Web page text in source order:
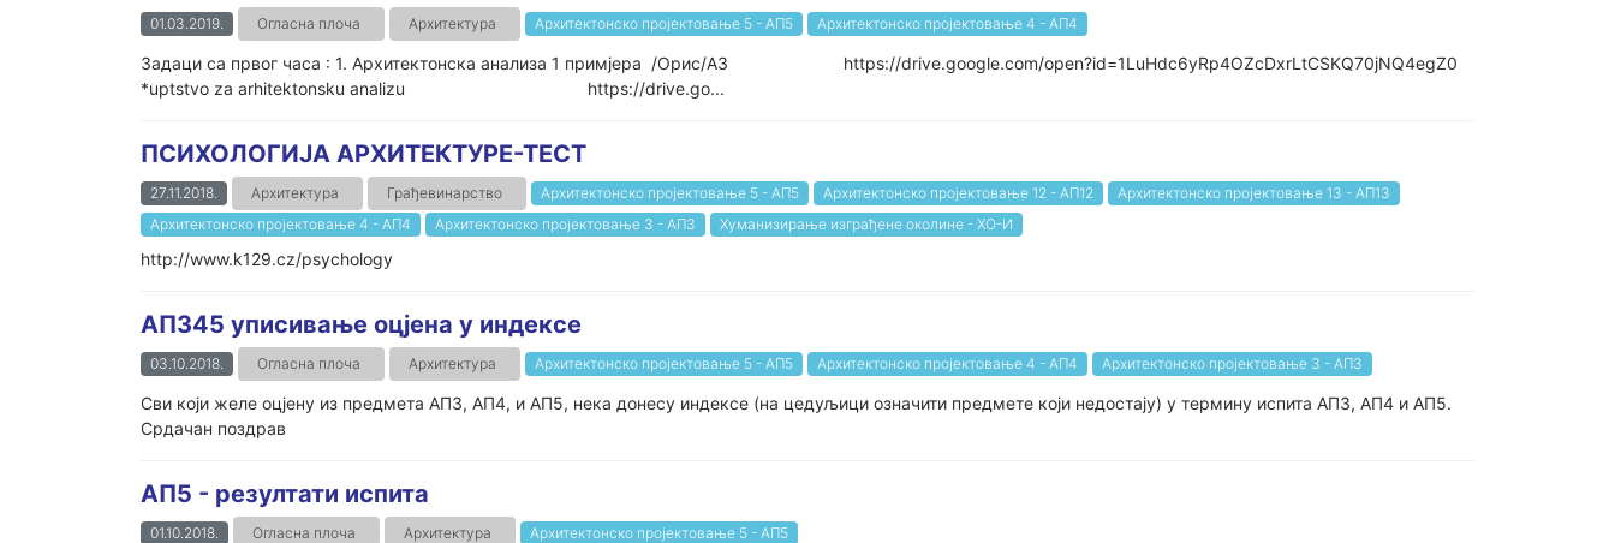
01.03.2019. Огласна плоча Архитектура Архитектонско пројектовање 5 - АП5 Архитектонско пројектовање 4 - АП4
Задаци са првог часа : 1. Архитектонска анализа 1 примјера /Орис/А3 https://drive.google.com/open?id=1LuHdc6yRp4OZcDxrLtCSKQ70jNQ4egZ0
*uptstvo za arhitektonsku analizu https://drive.go...
ПСИХОЛОГИЈА АРХИТЕКТУРЕ-ТЕСТ
27.11.2018. Архитектура Грађевинарство Архитектонско пројектовање 5 - АП5 Архитектонско пројектовање 12 - АП12
Архитектонско пројектовање 13 - АП13
Архитектонско пројектовање 4 - АП4
Архитектонско пројектовање 3 - АП3 Хуманизирање изграђене околине - ХО-И
http://www.k129.cz/psychology
АП345 уписивање оцјена у индексе
03.10.2018. Огласна плоча Архитектура Архитектонско пројектовање 5 - АП5 Архитектонско пројектовање 4 - АП4 Архитектонско пројектовање 3 - АП3
Сви који желе оцјену из предмета АП3, АП4, и АП5, нека донесу индексе (на цедуљици означити предмете који недостају) у термину испита АП3, АП4 и АП5.
Срдачан поздрав
АП5 - резултати испита
01.10.2018. Огласна плоча Архитектура Архитектонско пројектовање 5 - АП5